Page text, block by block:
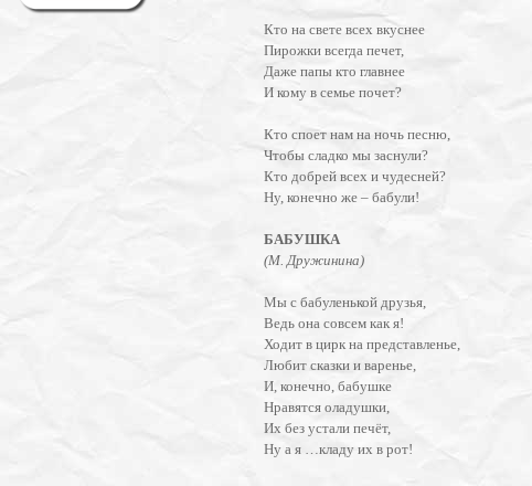
Кто на свете всех вкуснее
Пирожки всегда печет,
Даже папы кто главнее
И кому в семье почет?
Кто споет нам на ночь песню,
Чтобы сладко мы заснули?
Кто добрей всех и чудесней?
Ну, конечно же – бабули!
БАБУШКА
(М. Дружинина)
Мы с бабуленькой друзья,
Ведь она совсем как я!
Ходит в цирк на представленье,
Любит сказки и варенье,
И, конечно, бабушке
Нравятся оладушки,
Их без устали печёт,
Ну а я …кладу их в рот!